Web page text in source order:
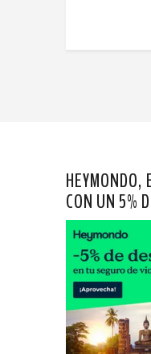
HEYMONDO,
CON UN 5%